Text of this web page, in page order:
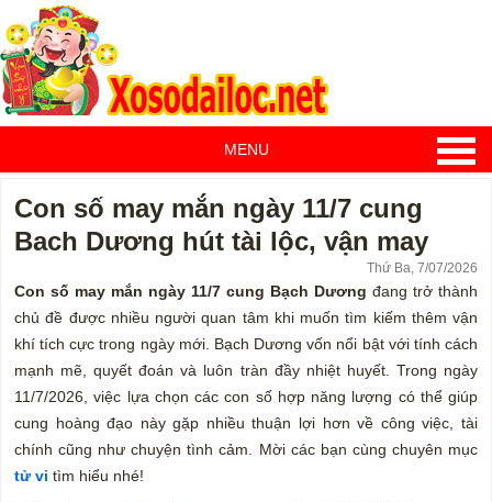
MENU
Con số may mắn ngày 11/7 cung
Bach Dương hút tài lộc, vận may
Thứ Ba, 7/07/2026
Con số may mắn ngày 11/7 cung Bạch Dương đang trở thành
chủ đề được nhiều người quan tâm khi muốn tìm kiếm thêm vận
khí tích cực trong ngày mới. Bạch Dương vốn nổi bật với tính cách
mạnh mẽ, quyết đoán và luôn tràn đầy nhiệt huyết. Trong ngày
11/7/2026, việc lựa chọn các con số hợp năng lượng có thể giúp
cung hoàng đạo này gặp nhiều thuận lợi hơn về công việc, tài
chính cũng như chuyện tình cảm. Mời các bạn cùng chuyên mục
tử vi tìm hiểu nhé!